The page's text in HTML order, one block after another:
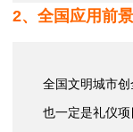
2、全国应用前景
全国文明城市创
也一定是礼仪项